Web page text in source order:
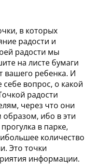
в которых
радости и
радости мы
на листе бумаги
вашего ребенка. И
себе вопрос, о какой
радости
через что они
образом, ибо в эти
в парке,
количество
Это точки
информации.